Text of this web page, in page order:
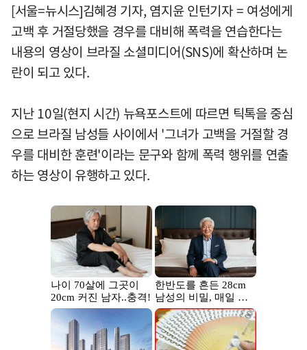
[서울=뉴시스]김혜경 기자, 염지윤 인턴기자 = 여성에게
고백 후 거절당했을 경우를 대비해 폭력을 연습한다는
내용의 영상이 브라질 소셜미디어(SNS)에 확산하며 논
란이 되고 있다.
지난 10일(현지 시간) 뉴욕포스트에 따르면 틱톡을 중심
으로 브라질 남성들 사이에서 '그녀가 고백을 거절할 경
우를 대비한 훈련'이라는 문구와 함께 폭력 행위를 연출
하는 영상이 유행하고 있다.